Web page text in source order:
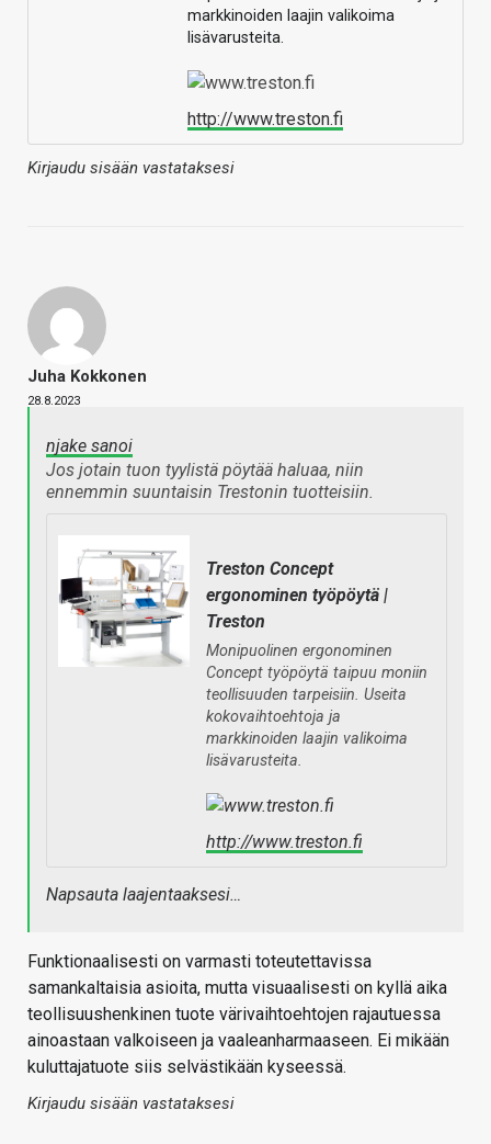
markkinoiden laajin valikoima
lisävarusteita.
http://www.treston.fi
Kirjaudu sisään vastataksesi
Juha Kokkonen
28.8.2023
njake sanoi
Jos jotain tuon tyylistä pöytää haluaa, niin
ennemmin suuntaisin Trestonin tuotteisiin.
Treston Concept
ergonominen työpöytä |
Treston
Monipuolinen ergonominen
Concept työpöytä taipuu moniin
teollisuuden tarpeisiin. Useita
kokovaihtoehtoja ja
markkinoiden laajin valikoima
lisävarusteita.
http://www.treston.fi
Napsauta laajentaaksesi…
Funktionaalisesti on varmasti toteutettavissa
samankaltaisia asioita, mutta visuaalisesti on kyllä aika
teollisuushenkinen tuote värivaihtoehtojen rajautuessa
ainoastaan valkoiseen ja vaaleanharmaaseen. Ei mikään
kuluttajatuote siis selvästikään kyseessä.
Kirjaudu sisään vastataksesi